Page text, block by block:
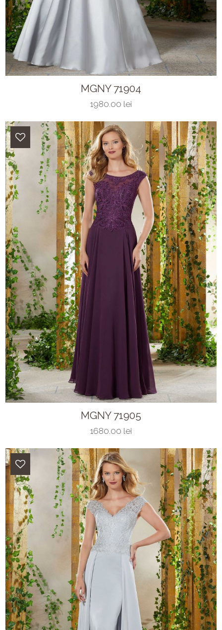
MGNY 71904
1980.00 lei
MGNY 71905
1680.00 lei